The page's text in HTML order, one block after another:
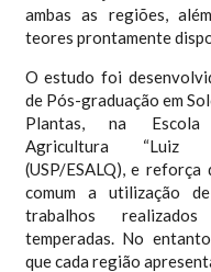
ambas as regiões,
teores prontamente
O estudo foi
de Pós-graduação em
Plantas, na
Agricultura “Luiz
(USP/ESALQ), e
comum a utilização
trabalhos
temperadas. No
que cada região